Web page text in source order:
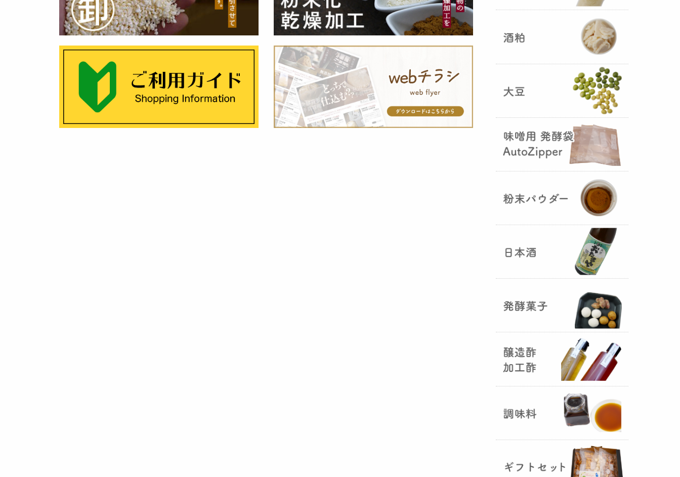
おたまやジャン 辛味噌発売！
5つの素材だけで出来た辛味
おたまやジャ
』が登場しました！そのままで
も、薬味や調味料を足しても利用
できます。
（2025年02月
国産（熊本産）の大麦に白麹菌を
つけて丁寧に培養して『大麦白
』が完成しました！大麦麹から
の旨みと、白麹から生成される天
然のクエン酸（酸味）が良き製品
を創出してくれることです。塩麹
作りや米麹や大麦麹とブレンドし
ての味噌作りなど、次の食のステ
ージに・・・
R6年 クロ黒麹が出来ました
♪（2025年01月15日）